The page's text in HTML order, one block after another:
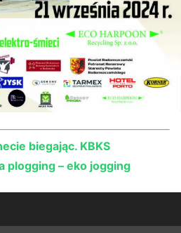
biegając. KBKS
plogging – eko jogging